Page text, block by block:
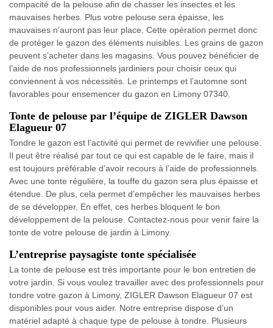
compacité de la pelouse afin de chasser les insectes et les
mauvaises herbes. Plus votre pelouse sera épaisse, les
mauvaises n’auront pas leur place. Cette opération permet donc
de protéger le gazon des éléments nuisibles. Les grains de gazon
peuvent s’acheter dans les magasins. Vous pouvez bénéficier de
l’aide de nos professionnels jardiniers pour choisir ceux qui
conviennent à vos nécessités. Le printemps et l’automne sont
favorables pour ensemencer du gazon en Limony 07340.
Tonte de pelouse par l’équipe de ZIGLER Dawson
Elagueur 07
Tondre le gazon est l’activité qui permet de revivifier une pelouse.
Il peut être réalisé par tout ce qui est capable de le faire, mais il
est toujours préférable d’avoir recours à l’aide de professionnels.
Avec une tonte régulière, la touffe du gazon sera plus épaisse et
étendue. De plus, cela permet d’empêcher les mauvaises herbes
de se développer. En effet, ces herbes bloquent le bon
développement de la pelouse. Contactez-nous pour venir faire la
tonte de votre pelouse de jardin à Limony.
L’entreprise paysagiste tonte spécialisée
La tonte de pelouse est très importante pour le bon entretien de
votre jardin. Si vous voulez travailler avec des professionnels pour
tondre votre gazon à Limony, ZIGLER Dawson Elagueur 07 est
disponibles pour vous aider. Notre entreprise dispose d’un
matériel adapté à chaque type de pelouse à tondre. Plusieurs